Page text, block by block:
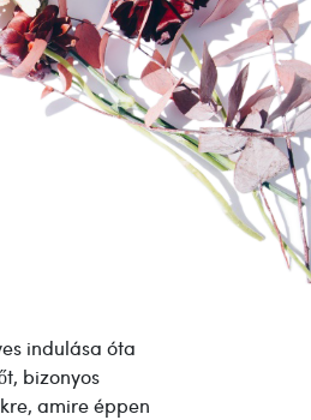
indulása óta
bizonyos
amire éppen